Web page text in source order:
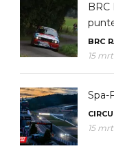
BRC
BRC
15
Spa-
15